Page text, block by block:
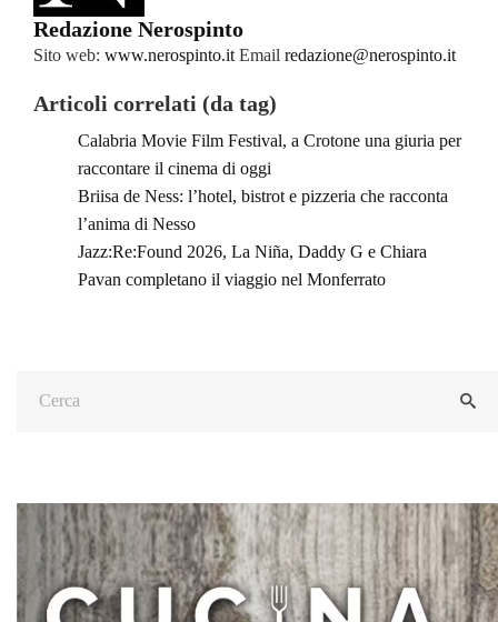
Redazione Nerospinto
Sito web: www.nerospinto.it Email redazione@nerospinto.it
Articoli correlati (da tag)
Calabria Movie Film Festival, a Crotone una giuria per
raccontare il cinema di oggi
Briisa de Ness: l’hotel, bistrot e pizzeria che racconta
l’anima di Nesso
Jazz:Re:Found 2026, La Niña, Daddy G e Chiara
Pavan completano il viaggio nel Monferrato